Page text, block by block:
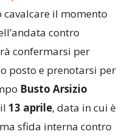
cavalcare il momento
contro
confermarsi per
posto e prenotarsi per
Busto Arsizio
13 aprile, data in cui è
sfida interna contro